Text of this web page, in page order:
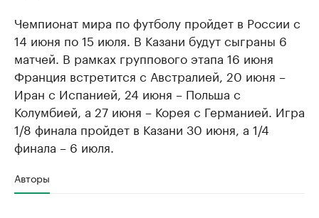
Чемпионат мира по футболу пройдет в России с
14 июня по 15 июля. В Казани будут сыграны 6
матчей. В рамках группового этапа 16 июня
Франция встретится с Австралией, 20 июня –
Иран с Испанией, 24 июня – Польша с
Колумбией, а 27 июня – Корея с Германией. Игра
1/8 финала пройдет в Казани 30 июня, а 1/4
финала – 6 июля.
Авторы